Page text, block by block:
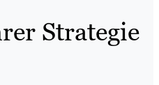
Strategie